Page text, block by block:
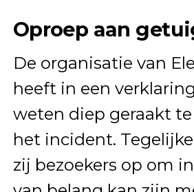
Oproep aan
De organisatie van
heeft in een
weten diep geraakt
het incident.
zij bezoekers op om